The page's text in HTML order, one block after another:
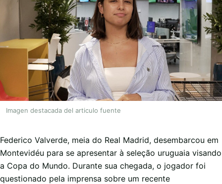
Imagen destacada del articulo fuente
Federico Valverde, meia do Real Madrid, desembarcou em
Montevidéu para se apresentar à seleção uruguaia visando
a Copa do Mundo. Durante sua chegada, o jogador foi
questionado pela imprensa sobre um recente